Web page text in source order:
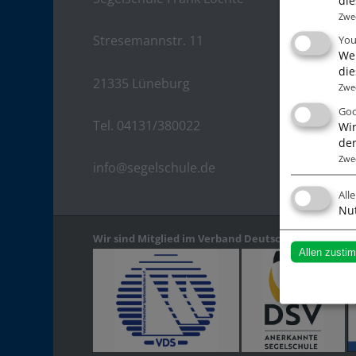
Stresemannstr. 11
21335 Lüneburg
Tel. 04131/380022
info@segelschule.de
Kurse
Törns
Charter
Wir sind Mitglied im Verband Deutscher
Allen